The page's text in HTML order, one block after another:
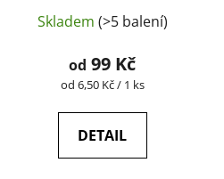
testované |
GreenGuru
Skladem (>5 balení)
od 99 Kč
Měrná
od 6,50 Kč / 1 ks
DETAIL